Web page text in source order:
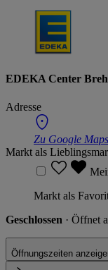
EDEKA Center
Adresse
Zu Google
Markt als
Markt als
Geschlossen · Öffnet
Öffnungszeiten